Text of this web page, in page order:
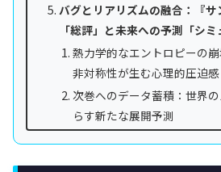
バグとリアリズムの融合：『
「総評」と未来への予測「シミ
熱力学的なエントロピーの
非対称性が生む心理的圧迫感
次巻へのデータ蓄積：世界
らす新たな展開予測